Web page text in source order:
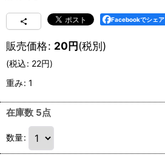
Facebookでシェア
販売価格: 20円(税別)
(税込: 22円)
重み: 1
在庫数 5点
数量: